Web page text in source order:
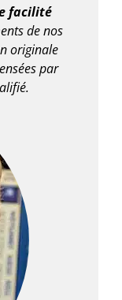
facilité
de nos
originale
par